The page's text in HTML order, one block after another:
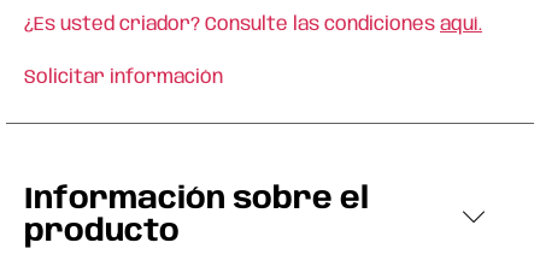
¿Es usted criador? Consulte las condiciones aquí.
Solicitar información
Información sobre el
producto